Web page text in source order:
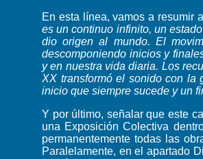
En esta línea, vamos a resumir
es un continuo infinito, un
dio origen al mundo. El
descomponiendo inicios y
y en nuestra vida diaria. Los
XX transformó el sonido con la
inicio que siempre sucede y un
Y por último, señalar que este
una Exposición Colectiva
permanentemente todas las
Paralelamente, en el apartado